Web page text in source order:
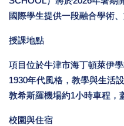
國際學生提供一段融合學術
授課地點
項目位於牛津市海丁頓萊伊
1930年代風格，教學與生活
敦希斯羅機場約1小時車程，
校園與住宿